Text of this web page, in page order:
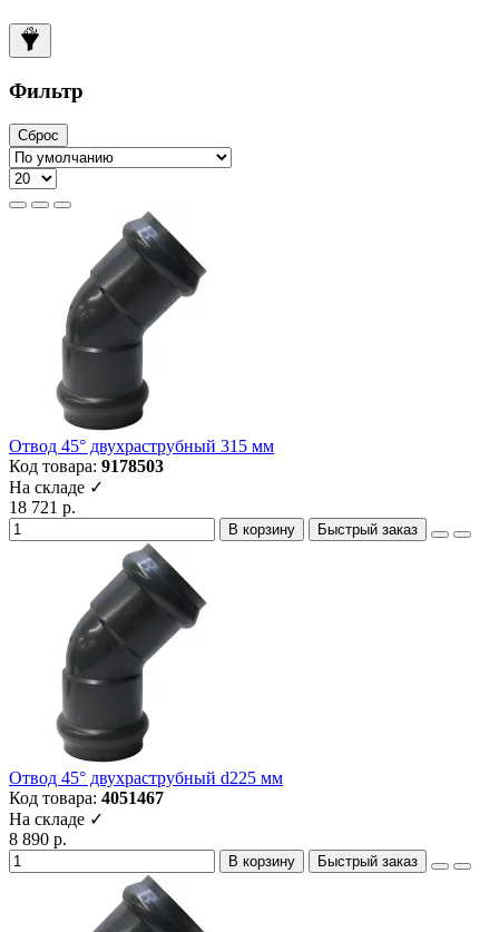
Фильтр
Сброс
Отвод 45° двухраструбный 315 мм
Код товара: 9178503
На складе ✓
18 721 р.
В корзину Быстрый заказ
Отвод 45° двухраструбный d225 мм
Код товара: 4051467
На складе ✓
8 890 р.
В корзину Быстрый заказ